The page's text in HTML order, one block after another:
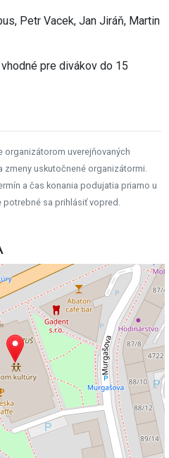
Petr Vacek, Jan Jiráň, Martin
pre divákov do 15
organizátorom uverejňovaných
uskutočnené organizátormi.
a čas konania podujatia priamo u
sa prihlásiť vopred.